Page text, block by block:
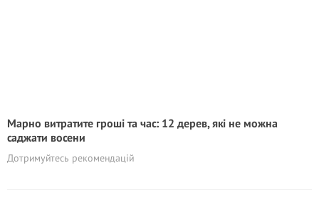
Марно витратите гроші та час: 12 дерев, які не можна
саджати восени
Дотримуйтесь рекомендацій